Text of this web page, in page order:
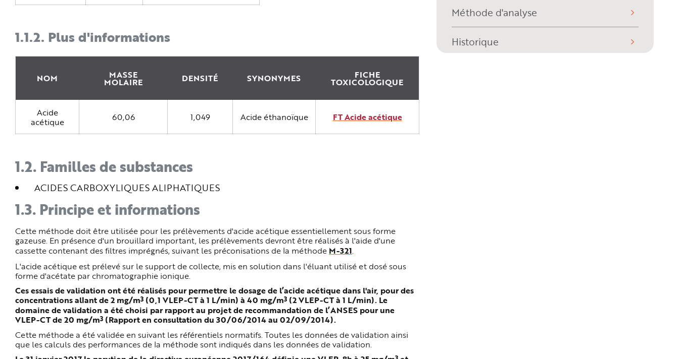
1.1.2. Plus d'informations
NOM MASSE
MOLAIRE DENSITÉ SYNONYMES FICHE
TOXICOLOGIQUE
Acide
acétique
60,06 1,049 Acide éthanoïque FT Acide acétique
1.2. Familles de substances
ACIDES CARBOXYLIQUES ALIPHATIQUES
1.3. Principe et informations
Cette méthode doit être utilisée pour les prélèvements d'acide acétique essentiellement sous forme
gazeuse. En présence d'un brouillard important, les prélèvements devront être réalisés à l'aide d'une
cassette contenant des filtres imprégnés, suivant les préconisations de la méthode M-321.
L'acide acétique est prélevé sur le support de collecte, mis en solution dans l'éluant utilisé et dosé sous
forme d'acétate par chromatographie ionique.
Ces essais de validation ont été réalisés pour permettre le dosage de l’acide acétique dans l'air, pour des
concentrations allant de 2 mg/m3 (0,1 VLEP-CT à 1 L/min) à 40 mg/m3 (2 VLEP-CT à 1 L/min). Le
domaine de validation a été choisi par rapport au projet de recommandation de l’ANSES pour une
VLEP-CT de 20 mg/m3 (Rapport en consultation du 30/06/2014 au 02/09/2014).
Cette méthode a été validée en suivant les référentiels normatifs. Toutes les données de validation ainsi
que les calculs des performances de la méthode sont indiqués dans les données de validation.
Méthode d'analyse
Historique